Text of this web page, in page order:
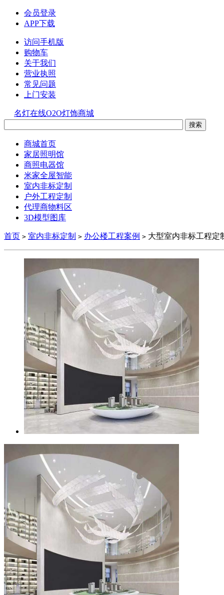
会员登录
APP下载
访问手机版
购物车
关于我们
营业执照
常见问题
上门安装
名灯在线O2O灯饰商城
商城首页
家居照明馆
商照电器馆
米家全屋智能
室内非标定制
户外工程定制
代理商物料区
3D模型图库
首页 > 室内非标定制 > 办公楼工程案例 > 大型室内非标工程定